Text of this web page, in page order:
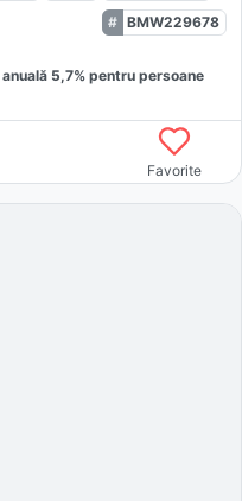
BMW229678
anuală 5,7% pentru persoane
Favorite